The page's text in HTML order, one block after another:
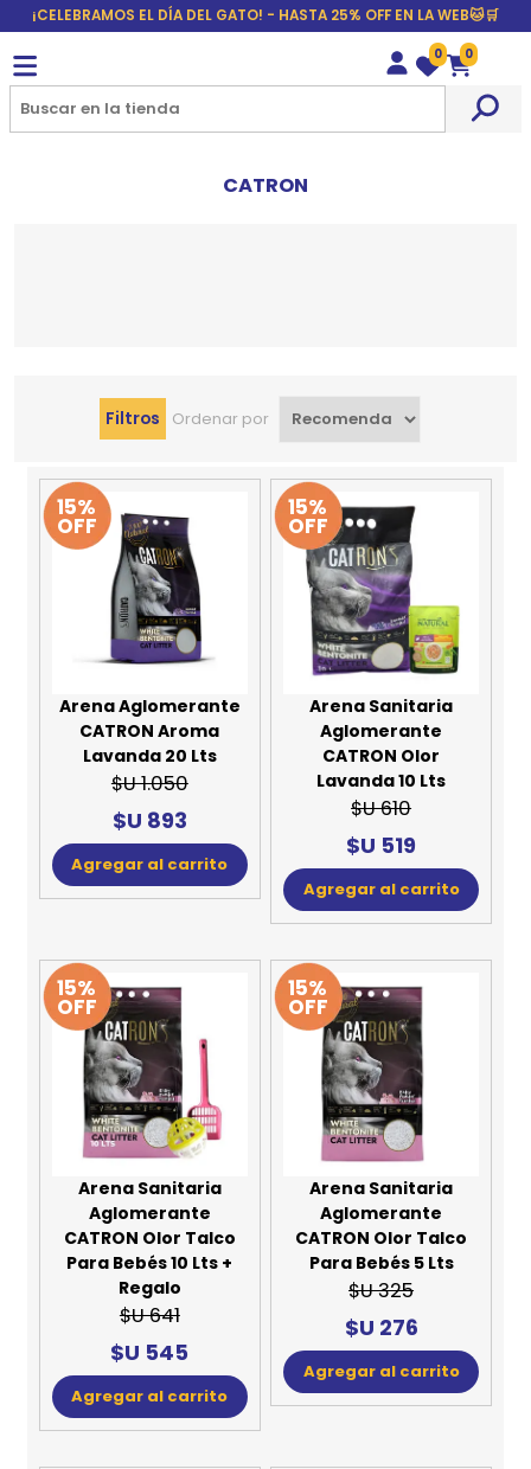
¡CELEBRAMOS EL DÍA DEL GATO! - HASTA 25% OFF EN LA WEB🐱🛒
Wishlist
0
Carrito
0
CATRON
Filtros Ordenar por
15%
OFF
Arena Aglomerante
CATRON Aroma
Lavanda 20 Lts
$U 1.050
$U 893
Agregar al carrito
15%
OFF
Arena Sanitaria
Aglomerante
CATRON Olor
Lavanda 10 Lts
$U 610
$U 519
Agregar al carrito
15%
OFF
Arena Sanitaria
Aglomerante
CATRON Olor Talco
Para Bebés 10 Lts +
Regalo
$U 641
$U 545
Agregar al carrito
15%
OFF
Arena Sanitaria
Aglomerante
CATRON Olor Talco
Para Bebés 5 Lts
$U 325
$U 276
Agregar al carrito